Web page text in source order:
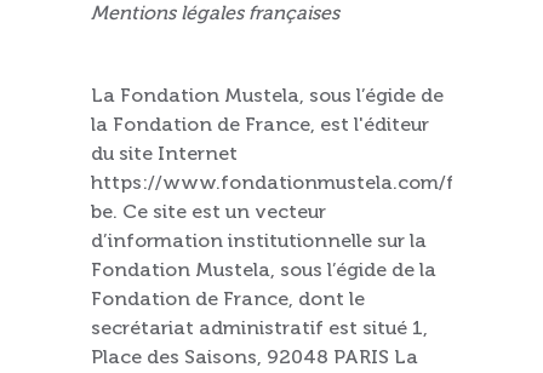
Mentions légales françaises
La Fondation Mustela, sous l’égide de
la Fondation de France, est l'éditeur
du site Internet
https://www.fondationmustela.com/fr-
be. Ce site est un vecteur
d’information institutionnelle sur la
Fondation Mustela, sous l’égide de la
Fondation de France, dont le
secrétariat administratif est situé 1,
Place des Saisons, 92048 PARIS La